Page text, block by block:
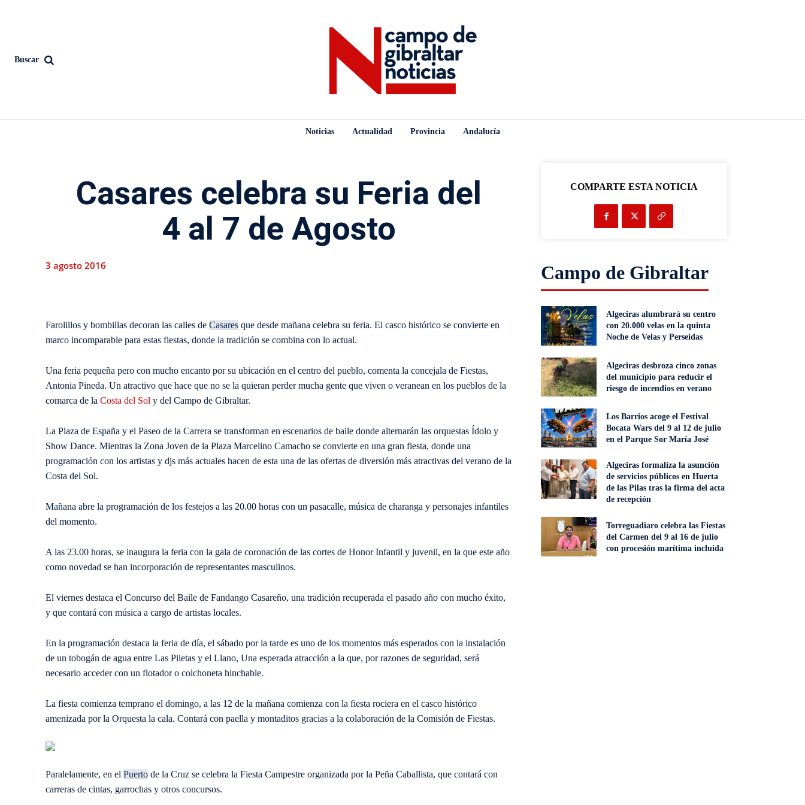
Buscar
Noticias Actualidad Provincia Andalucía
Casares celebra su Feria del
4 al 7 de Agosto
3 agosto 2016
Farolillos y bombillas decoran las calles de Casares que desde mañana celebra su feria. El casco histórico se convierte en
marco incomparable para estas fiestas, donde la tradición se combina con lo actual.
Una feria pequeña pero con mucho encanto por su ubicación en el centro del pueblo, comenta la concejala de Fiestas,
Antonia Pineda. Un atractivo que hace que no se la quieran perder mucha gente que viven o veranean en los pueblos de la
comarca de la Costa del Sol y del Campo de Gibraltar.
La Plaza de España y el Paseo de la Carrera se transforman en escenarios de baile donde alternarán las orquestas Ídolo y
Show Dance. Mientras la Zona Joven de la Plaza Marcelino Camacho se convierte en una gran fiesta, donde una
programación con los artistas y djs más actuales hacen de esta una de las ofertas de diversión más atractivas del verano de la
Costa del Sol.
Mañana abre la programación de los festejos a las 20.00 horas con un pasacalle, música de charanga y personajes infantiles
del momento.
A las 23.00 horas, se inaugura la feria con la gala de coronación de las cortes de Honor Infantil y juvenil, en la que este año
como novedad se han incorporación de representantes masculinos.
El viernes destaca el Concurso del Baile de Fandango Casareño, una tradición recuperada el pasado año con mucho éxito,
y que contará con música a cargo de artistas locales.
En la programación destaca la feria de día, el sábado por la tarde es uno de los momentos más esperados con la instalación
de un tobogán de agua entre Las Piletas y el Llano, Una esperada atracción a la que, por razones de seguridad, será
necesario acceder con un flotador o colchoneta hinchable.
La fiesta comienza temprano el domingo, a las 12 de la mañana comienza con la fiesta rociera en el casco histórico
amenizada por la Orquesta la cala. Contará con paella y montaditos gracias a la colaboración de la Comisión de Fiestas.
Paralelamente, en el Puerto de la Cruz se celebra la Fiesta Campestre organizada por la Peña Caballista, que contará con
carreras de cintas, garrochas y otros concursos.
COMPARTE ESTA NOTICIA
Campo de Gibraltar
Algeciras alumbrará su centro
con 20.000 velas en la quinta
Noche de Velas y Perseidas
Algeciras desbroza cinco zonas
del municipio para reducir el
riesgo de incendios en verano
Los Barrios acoge el Festival
Bocata Wars del 9 al 12 de julio
en el Parque Sor María José
Algeciras formaliza la asunción
de servicios públicos en Huerta
de las Pilas tras la firma del acta
de recepción
Torreguadiaro celebra las Fiestas
del Carmen del 9 al 16 de julio
con procesión marítima incluida